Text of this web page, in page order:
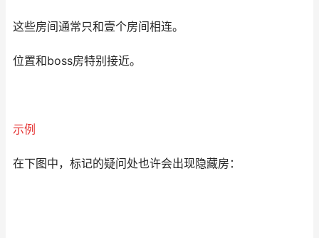
这些房间通常只和壹个房间相连。
位置和boss房特别接近。
示例
在下图中，标记的疑问处也许会出现隐藏房：